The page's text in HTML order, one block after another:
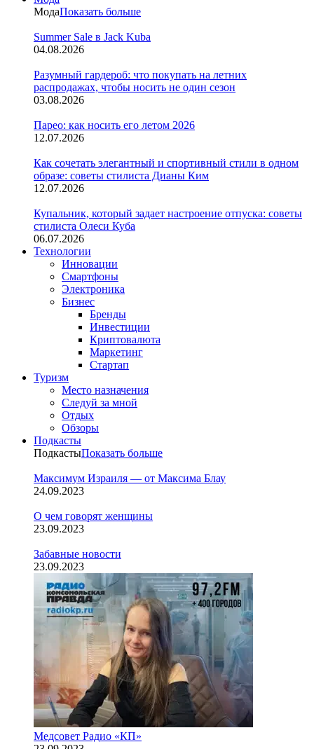
МодаПоказать больше
Summer Sale в Jack Kuba
04.08.2026
Разумный гардероб: что покупать на летних
распродажах, чтобы носить не один сезон
03.08.2026
Парео: как носить его летом 2026
12.07.2026
Как сочетать элегантный и спортивный стили в одном
образе: советы стилиста Дианы Ким
12.07.2026
Купальник, который задает настроение отпуска: советы
стилиста Олеси Куба
06.07.2026
Технологии
Инновации
Смартфоны
Электроника
Бизнес
Бренды
Инвестиции
Криптовалюта
Маркетинг
Стартап
Туризм
Место назначения
Следуй за мной
Отдых
Обзоры
Подкасты
ПодкастыПоказать больше
Максимум Израиля — от Максима Блау
24.09.2023
О чем говорят женщины
23.09.2023
Забавные новости
23.09.2023
Медсовет Радио «КП»